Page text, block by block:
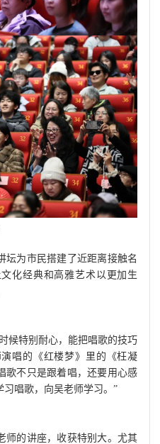
坛为市民搭建了近距离接触名
化经典和高雅艺术以更加生
候特别耐心，能把唱歌的技巧
唱的《红楼梦》里的《枉凝
歌不只是跟着唱，还要用心感
唱歌，向吴老师学习。”
师的讲座，收获特别大。尤其